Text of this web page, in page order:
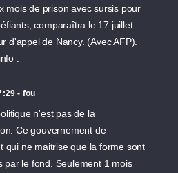
mois de prison avec sursis pour
comparaîtra le 17 juillet
d'appel de Nancy. (Avec AFP).
.
- fou
n'est pas de la
Ce gouvernement de
qui ne maitrise que la forme sont
par le fond. Seulement 1 mois